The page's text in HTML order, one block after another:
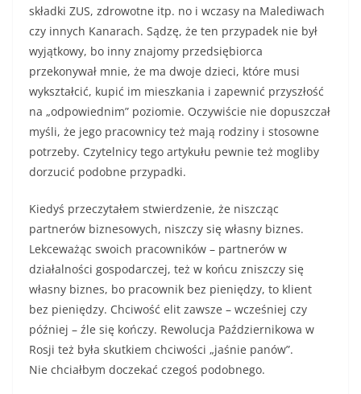
składki ZUS, zdrowotne itp. no i wczasy na Malediwach
czy innych Kanarach. Sądzę, że ten przypadek nie był
wyjątkowy, bo inny znajomy przedsiębiorca
przekonywał mnie, że ma dwoje dzieci, które musi
wykształcić, kupić im mieszkania i zapewnić przyszłość
na „odpowiednim” poziomie. Oczywiście nie dopuszczał
myśli, że jego pracownicy też mają rodziny i stosowne
potrzeby. Czytelnicy tego artykułu pewnie też mogliby
dorzucić podobne przypadki.
Kiedyś przeczytałem stwierdzenie, że niszcząc
partnerów biznesowych, niszczy się własny biznes.
Lekceważąc swoich pracowników – partnerów w
działalności gospodarczej, też w końcu zniszczy się
własny biznes, bo pracownik bez pieniędzy, to klient
bez pieniędzy. Chciwość elit zawsze – wcześniej czy
później – źle się kończy. Rewolucja Październikowa w
Rosji też była skutkiem chciwości „jaśnie panów”.
Nie chciałbym doczekać czegoś podobnego.